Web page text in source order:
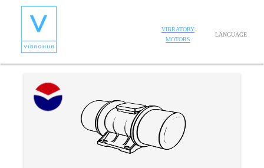
VIBRATORY
MOTORS
LANGUAGE